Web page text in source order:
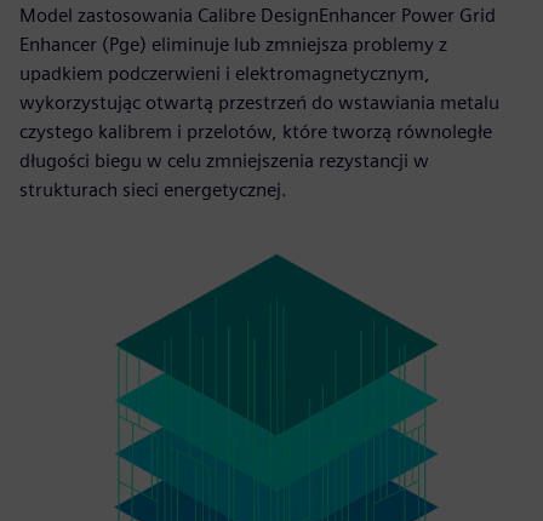
Model zastosowania Calibre DesignEnhancer Power Grid
Enhancer (Pge) eliminuje lub zmniejsza problemy z
upadkiem podczerwieni i elektromagnetycznym,
wykorzystując otwartą przestrzeń do wstawiania metalu
czystego kalibrem i przelotów, które tworzą równoległe
długości biegu w celu zmniejszenia rezystancji w
strukturach sieci energetycznej.